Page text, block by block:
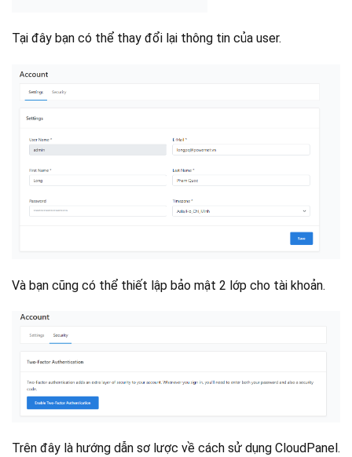
Tại đây bạn có thể thay đổi lại thông tin của user.
Và bạn cũng có thể thiết lập bảo mật 2 lớp cho tài khoản.
Trên đây là hướng dẫn sơ lược về cách sử dụng CloudPanel.